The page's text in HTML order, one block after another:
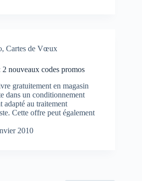
, Cartes de Vœux
nouveaux codes promos
gratuitement en magasin
dans un conditionnement
adapté au traitement
Cette offre peut également
2010